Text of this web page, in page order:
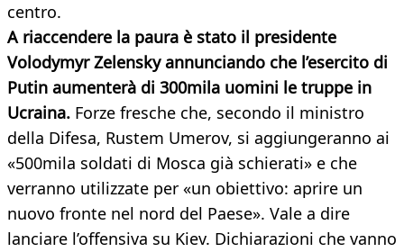
centro.
A riaccendere la paura è stato il presidente
Volodymyr Zelensky annunciando che l’esercito di
Putin aumenterà di 300mila uomini le truppe in
Ucraina. Forze fresche che, secondo il ministro
della Difesa, Rustem Umerov, si aggiungeranno ai
«500mila soldati di Mosca già schierati» e che
verranno utilizzate per «un obiettivo: aprire un
nuovo fronte nel nord del Paese». Vale a dire
lanciare l’offensiva su Kiev. Dichiarazioni che vanno